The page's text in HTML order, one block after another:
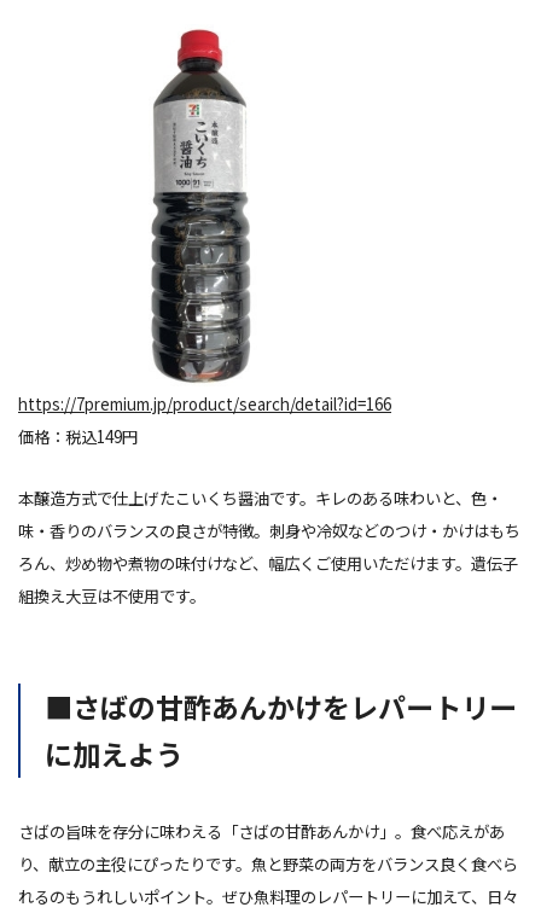
https://7premium.jp/product/search/detail?id=166
価格：税込149円
本醸造方式で仕上げたこいくち醤油です。キレのある味わいと、色・
味・香りのバランスの良さが特徴。刺身や冷奴などのつけ・かけはもち
ろん、炒め物や煮物の味付けなど、幅広くご使用いただけます。遺伝子
組換え大豆は不使用です。
■さばの甘酢あんかけをレパートリー
に加えよう
さばの旨味を存分に味わえる「さばの甘酢あんかけ」。食べ応えがあ
り、献立の主役にぴったりです。魚と野菜の両方をバランス良く食べら
れるのもうれしいポイント。ぜひ魚料理のレパートリーに加えて、日々